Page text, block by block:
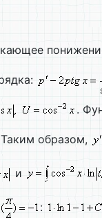
.
образом,
и
: